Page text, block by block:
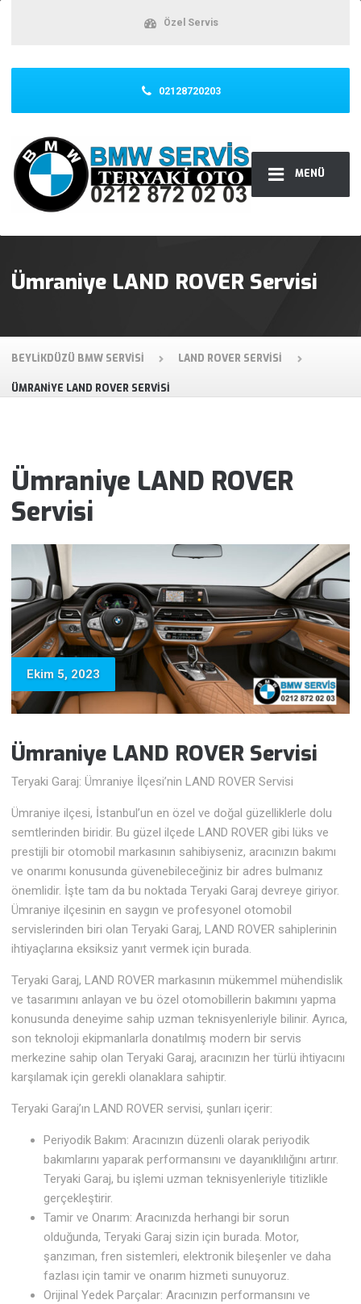
MENÜ
Özel Servis
02128720203
Ümraniye LAND ROVER Servisi
BEYLIKDÜZÜ BMW SERVISI LAND ROVER SERVISI
ÜMRANIYE LAND ROVER SERVISI
Ümraniye LAND ROVER
Servisi
Ekim 5, 2023
Ümraniye LAND ROVER Servisi
Teryaki Garaj: Ümraniye İlçesi’nin LAND ROVER Servisi
Ümraniye ilçesi, İstanbul’un en özel ve doğal güzelliklerle dolu
semtlerinden biridir. Bu güzel ilçede LAND ROVER gibi lüks ve
prestijli bir otomobil markasının sahibiyseniz, aracınızın bakımı
ve onarımı konusunda güvenebileceğiniz bir adres bulmanız
önemlidir. İşte tam da bu noktada Teryaki Garaj devreye giriyor.
Ümraniye ilçesinin en saygın ve profesyonel otomobil
servislerinden biri olan Teryaki Garaj, LAND ROVER sahiplerinin
ihtiyaçlarına eksiksiz yanıt vermek için burada.
Teryaki Garaj, LAND ROVER markasının mükemmel mühendislik
ve tasarımını anlayan ve bu özel otomobillerin bakımını yapma
konusunda deneyime sahip uzman teknisyenleriyle bilinir. Ayrıca,
son teknoloji ekipmanlarla donatılmış modern bir servis
merkezine sahip olan Teryaki Garaj, aracınızın her türlü ihtiyacını
karşılamak için gerekli olanaklara sahiptir.
Teryaki Garaj’ın LAND ROVER servisi, şunları içerir:
Periyodik Bakım: Aracınızın düzenli olarak periyodik
bakımlarını yaparak performansını ve dayanıklılığını artırır.
Teryaki Garaj, bu işlemi uzman teknisyenleriyle titizlikle
gerçekleştirir.
Tamir ve Onarım: Aracınızda herhangi bir sorun
olduğunda, Teryaki Garaj sizin için burada. Motor,
şanzıman, fren sistemleri, elektronik bileşenler ve daha
fazlası için tamir ve onarım hizmeti sunuyoruz.
Orijinal Yedek Parçalar: Aracınızın performansını ve